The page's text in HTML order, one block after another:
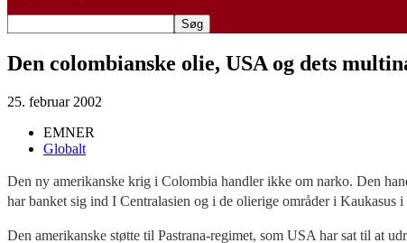
Den colombianske olie, USA og dets
25. februar 2002
EMNER
Globalt
Den ny amerikanske krig i Colombia handler ikke om narko. Den
har banket sig ind I Centralasien og i de olierige områder i
Den amerikanske støtte til Pastrana-regimet, som USA har sat til at